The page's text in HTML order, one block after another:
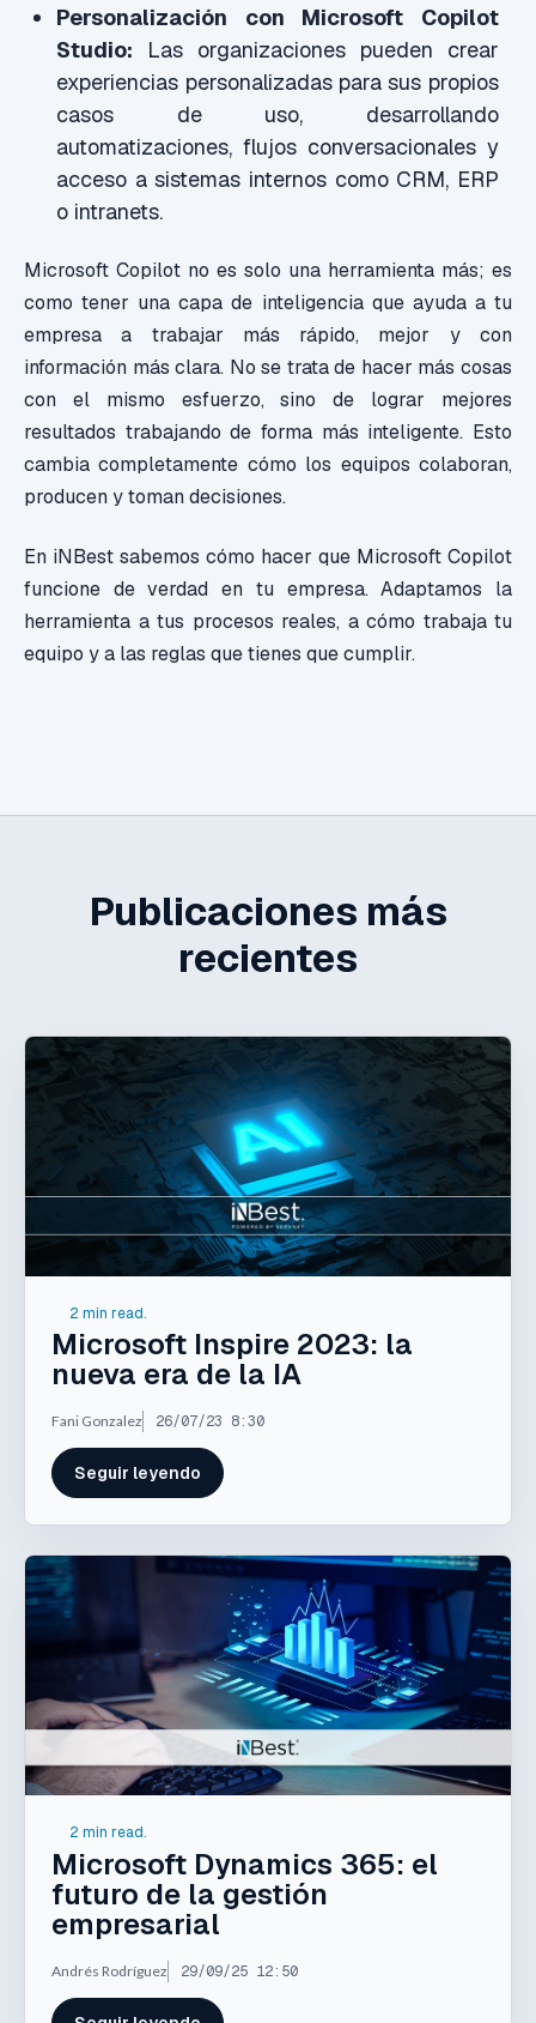
Personalización con Microsoft Copilot
Studio: Las organizaciones pueden crear
experiencias personalizadas para sus propios
casos de uso, desarrollando
automatizaciones, flujos conversacionales y
acceso a sistemas internos como CRM, ERP
o intranets.
Microsoft Copilot no es solo una herramienta más; es
como tener una capa de inteligencia que ayuda a tu
empresa a trabajar más rápido, mejor y con
información más clara. No se trata de hacer más cosas
con el mismo esfuerzo, sino de lograr mejores
resultados trabajando de forma más inteligente. Esto
cambia completamente cómo los equipos colaboran,
producen y toman decisiones.
En iNBest sabemos cómo hacer que Microsoft Copilot
funcione de verdad en tu empresa. Adaptamos la
herramienta a tus procesos reales, a cómo trabaja tu
equipo y a las reglas que tienes que cumplir.
Publicaciones más
recientes
2 min read.
Microsoft Inspire 2023: la
nueva era de la IA
Fani Gonzalez 26/07/23 8:30
Seguir leyendo
2 min read.
Microsoft Dynamics 365: el
futuro de la gestión
empresarial
Andrés Rodríguez 29/09/25 12:50